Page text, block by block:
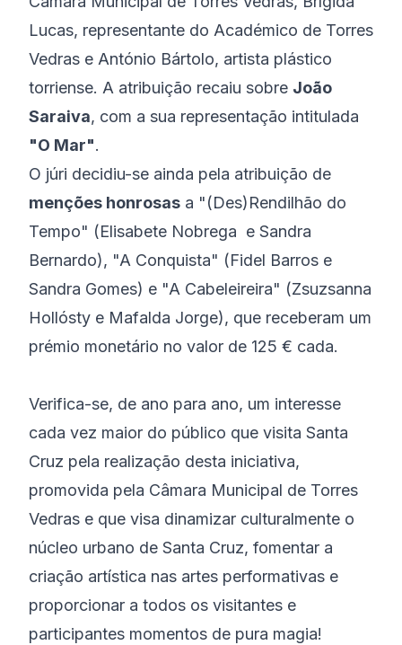
Lucas, representante do Académico de Torres
Vedras e António Bártolo, artista plástico
torriense. A atribuição recaiu sobre João
Saraiva, com a sua representação intitulada
"O Mar".
O júri decidiu-se ainda pela atribuição de
menções honrosas a "(Des)Rendilhão do
Tempo" (Elisabete Nobrega e Sandra
Bernardo), "A Conquista" (Fidel Barros e
Sandra Gomes) e "A Cabeleireira" (Zsuzsanna
Hollósty e Mafalda Jorge), que receberam um
prémio monetário no valor de 125 € cada.
Verifica-se, de ano para ano, um interesse
cada vez maior do público que visita Santa
Cruz pela realização desta iniciativa,
promovida pela Câmara Municipal de Torres
Vedras e que visa dinamizar culturalmente o
núcleo urbano de Santa Cruz, fomentar a
criação artística nas artes performativas e
proporcionar a todos os visitantes e
participantes momentos de pura magia!